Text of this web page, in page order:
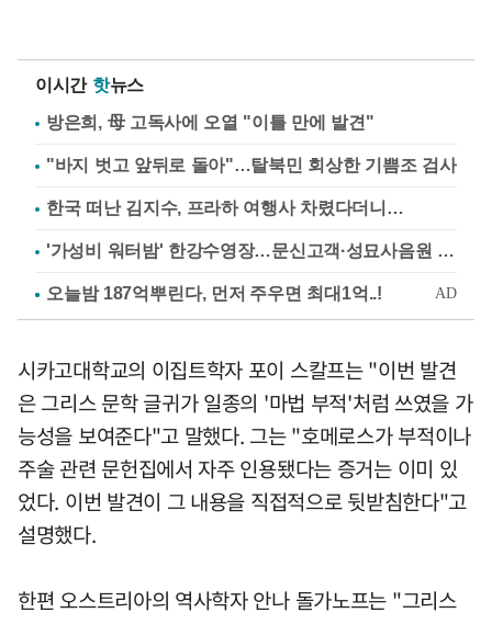
이시간 핫뉴스
방은희, 母 고독사에 오열 "이틀 만에 발견"
"바지 벗고 앞뒤로 돌아"…탈북민 회상한 기쁨조 검사
한국 떠난 김지수, 프라하 여행사 차렸다더니…
'가성비 워터밤' 한강수영장…문신고객·성묘사음원 민원
시카고대학교의 이집트학자 포이 스칼프는 "이번 발견
은 그리스 문학 글귀가 일종의 '마법 부적'처럼 쓰였을 가
능성을 보여준다"고 말했다. 그는 "호메로스가 부적이나
주술 관련 문헌집에서 자주 인용됐다는 증거는 이미 있
었다. 이번 발견이 그 내용을 직접적으로 뒷받침한다"고
설명했다.
한편 오스트리아의 역사학자 안나 돌가노프는 "그리스